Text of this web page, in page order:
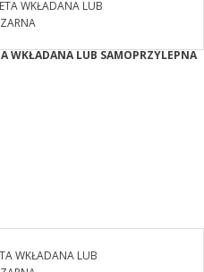
WKŁADANA LUB SAMOPRZYLEPNA